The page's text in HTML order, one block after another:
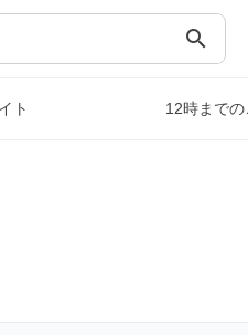
search
ト 12時まで